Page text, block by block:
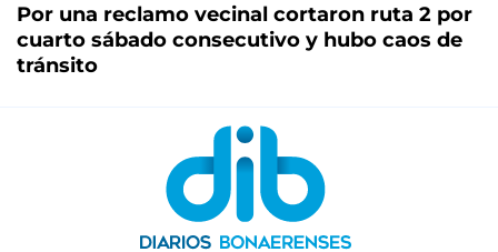
Por una reclamo vecinal cortaron ruta 2 por
cuarto sábado consecutivo y hubo caos de
tránsito